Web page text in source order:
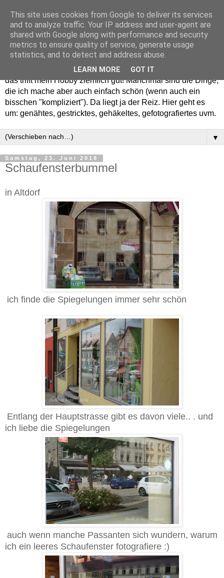
Willkommen in meinem "Wohnzimmer". Einfach und schön -
das trifft mein Hobby ziemlich gut! Manchmal sind die Dinge,
die ich mache aber auch einfach schön (wenn auch ein
bisschen "kompliziert"). Da liegt ja der Reiz. Hier geht es
um: genähtes, gestricktes, gehäkeltes, gefotografiertes uvm.
▼
Samstag, 23. Juni 2018
Schaufensterbummel
in Altdorf
ich finde die Spiegelungen immer sehr schön
Entlang der Hauptstrasse gibt es davon viele.. . und
ich liebe die Spiegelungen
auch wenn manche Passanten sich wundern, warum
ich ein leeres Schaufenster fotografiere :)
This site uses cookies from Google to deliver its services
and to analyze traffic. Your IP address and user-agent are
shared with Google along with performance and security
metrics to ensure quality of service, generate usage
statistics, and to detect and address abuse.
LEARN MORE GOT IT